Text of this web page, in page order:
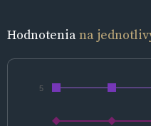
Hodnoteniana
5